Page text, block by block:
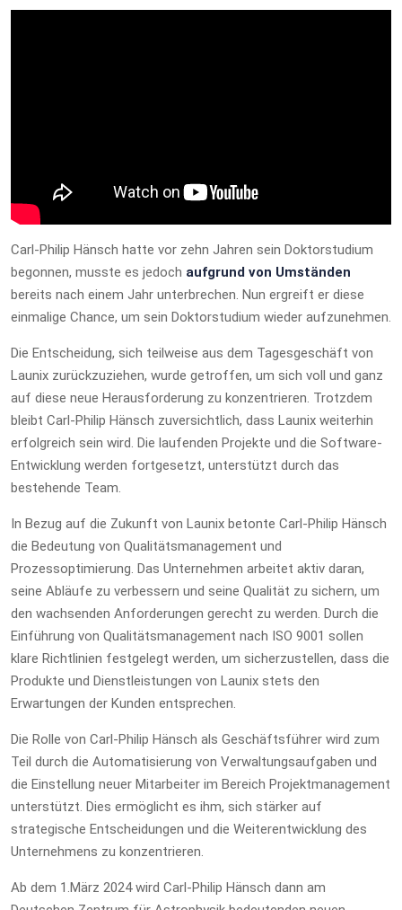
Carl-Philip Hänsch hatte vor zehn Jahren sein Doktorstudium
begonnen, musste es jedoch aufgrund von Umständen
bereits nach einem Jahr unterbrechen. Nun ergreift er diese
einmalige Chance, um sein Doktorstudium wieder aufzunehmen.
Die Entscheidung, sich teilweise aus dem Tagesgeschäft von
Launix zurückzuziehen, wurde getroffen, um sich voll und ganz
auf diese neue Herausforderung zu konzentrieren. Trotzdem
bleibt Carl-Philip Hänsch zuversichtlich, dass Launix weiterhin
erfolgreich sein wird. Die laufenden Projekte und die Software-
Entwicklung werden fortgesetzt, unterstützt durch das
bestehende Team.
In Bezug auf die Zukunft von Launix betonte Carl-Philip Hänsch
die Bedeutung von Qualitätsmanagement und
Prozessoptimierung. Das Unternehmen arbeitet aktiv daran,
seine Abläufe zu verbessern und seine Qualität zu sichern, um
den wachsenden Anforderungen gerecht zu werden. Durch die
Einführung von Qualitätsmanagement nach ISO 9001 sollen
klare Richtlinien festgelegt werden, um sicherzustellen, dass die
Produkte und Dienstleistungen von Launix stets den
Erwartungen der Kunden entsprechen.
Die Rolle von Carl-Philip Hänsch als Geschäftsführer wird zum
Teil durch die Automatisierung von Verwaltungsaufgaben und
die Einstellung neuer Mitarbeiter im Bereich Projektmanagement
unterstützt. Dies ermöglicht es ihm, sich stärker auf
strategische Entscheidungen und die Weiterentwicklung des
Unternehmens zu konzentrieren.
Ab dem 1.März 2024 wird Carl-Philip Hänsch dann am